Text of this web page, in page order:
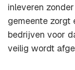
inleveren
gemeente zorgt
bedrijven voor
veilig wordt